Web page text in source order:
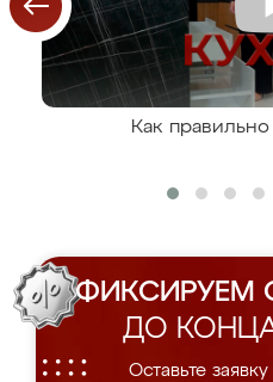
Как
ФИКСИРУЕМ
ДО
Оставьте